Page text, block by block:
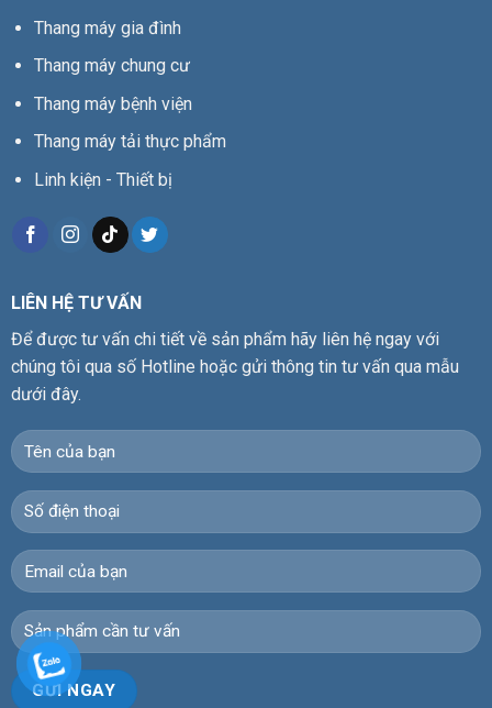
Thang máy gia đình
Thang máy chung cư
Thang máy bệnh viện
Thang máy tải thực phẩm
Linh kiện - Thiết bị
LIÊN HỆ TƯ VẤN
Để được tư vấn chi tiết về sản phẩm hãy liên hệ ngay với
chúng tôi qua số Hotline hoặc gửi thông tin tư vấn qua mẫu
dưới đây.